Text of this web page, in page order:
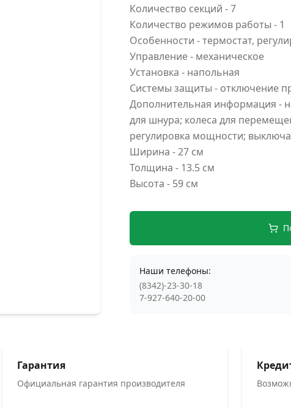
Количество секций - 7
Количество режимов работы - 1
Особенности - термостат,
Управление - механическое
Установка - напольная
Системы защиты - отключение
Дополнительная информация -
для шнура; колеса для
регулировка мощности;
Ширина - 27 см
Толщина - 13.5 см
Высота - 59 см
Наши телефоны:
(8342)-23-30-18
7-927-640-20-00
Гарантия
Официальная гарантия производителя